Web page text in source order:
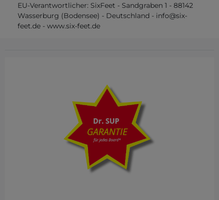
EU-Verantwortlicher: SixFeet - Sandgraben 1 - 88142
Wasserburg (Bodensee) - Deutschland - info@six-
feet.de - www.six-feet.de